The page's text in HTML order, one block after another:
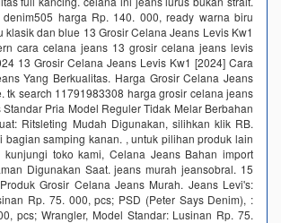
harga Rp. 140. 000, ready warna biru
klasik dan blue 13 Grosir Celana Jeans Levis Kw1
cara celana jeans 13 grosir celana jeans levis
13 Grosir Celana Jeans Levis Kw1 [2024] Cara
Yang Berkualitas. Harga Grosir Celana Jeans
tk search 11791983308 harga grosir celana jeans
Pria Model Reguler Tidak Melar Berbahan
Ritsleting Mudah Digunakan, silihkan klik RB.
bagian samping kanan. , untuk pilihan produk lain
toko kami, Celana Jeans Bahan import
Digunakan Saat. jeans murah jeansobral. 15
Grosir Celana Jeans Murah. Jeans Levi's:
Rp. 75. 000, pcs; PSD (Peter Says Denim), :
pcs; Wrangler, Model Standar: Lusinan Rp. 75.